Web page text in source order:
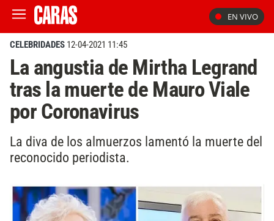
EN VIVO
CELEBRIDADES 12-04-2021 11:45
La angustia de Mirtha Legrand
tras la muerte de Mauro Viale
por Coronavirus
La diva de los almuerzos lamentó la muerte del
reconocido periodista.